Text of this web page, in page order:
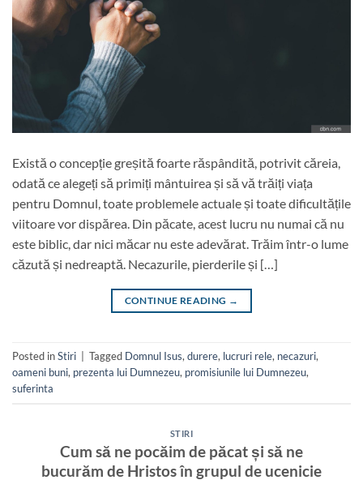
Există o concepție greșită foarte răspândită, potrivit căreia,
odată ce alegeți să primiți mântuirea și să vă trăiți viața
pentru Domnul, toate problemele actuale și toate dificultățile
viitoare vor dispărea. Din păcate, acest lucru nu numai că nu
este biblic, dar nici măcar nu este adevărat. Trăim într-o lume
căzută și nedreaptă. Necazurile, pierderile și […]
CONTINUE READING →
Posted inStiri Tagged Domnul Isus, durere, lucruri rele, necazuri,
oameni buni, prezenta lui Dumnezeu, promisiunile lui Dumnezeu,
suferinta
STIRI
Cum să ne pocăim de păcat și să ne
bucurăm de Hristos în grupul de ucenicie